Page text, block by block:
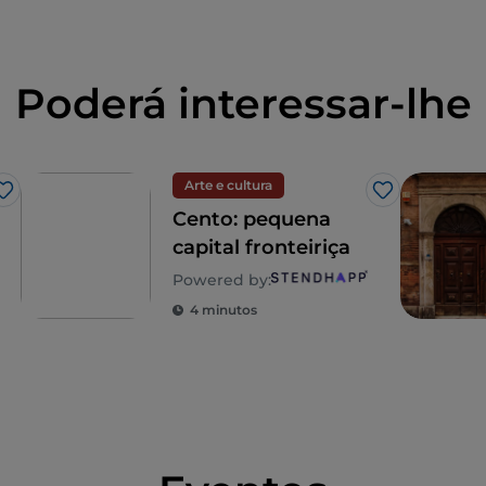
Poderá interessar-lhe
Gosto
Arte e cultura
Gosto
Cento: pequena
capital fronteiriça
Powered by:
4 minutos